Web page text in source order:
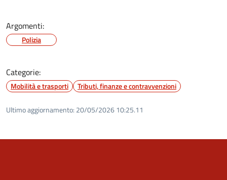
Argomenti:
Polizia
Categorie:
Mobilità e trasporti Tributi, finanze e contravvenzioni
Ultimo aggiornamento: 20/05/2026 10:25.11